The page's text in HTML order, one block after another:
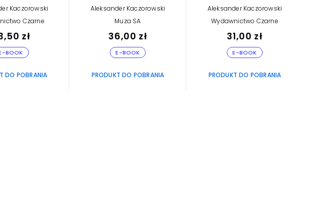
Kaczorowski
Czarne
zł
BOOK
DO POBRANIA
Aleksander Kaczorowski
Muza SA
36,00 zł
E-BOOK
PRODUKT DO POBRANIA
Aleksander Kaczorowski
Wydawnictwo Czarne
31,00 zł
E-BOOK
PRODUKT DO POBRANIA